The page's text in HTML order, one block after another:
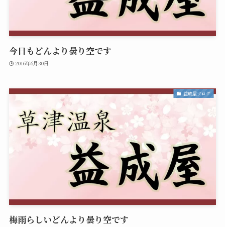
今日もどんより曇り空です
2016年6月30日
益成屋ブログ
梅雨らしいどんより曇り空です